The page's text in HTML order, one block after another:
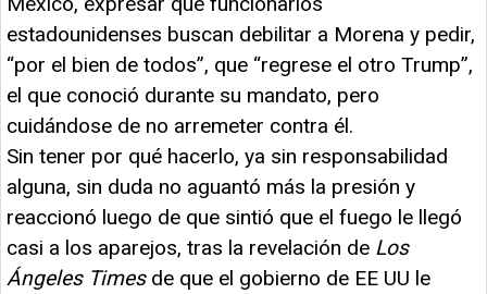
estadounidenses buscan debilitar a Morena y pedir,
“por el bien de todos”, que “regrese el otro Trump”,
el que conoció durante su mandato, pero
cuidándose de no arremeter contra él.
Sin tener por qué hacerlo, ya sin responsabilidad
alguna, sin duda no aguantó más la presión y
reaccionó luego de que sintió que el fuego le llegó
casi a los aparejos, tras la revelación de Los
Ángeles Times de que el gobierno de EE UU le